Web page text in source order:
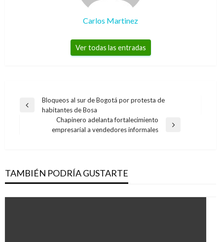
Carlos Martinez
Ver todas las entradas
Navegación
entradas
Entrada
Bloqueos al sur de Bogotá por protesta de
habitantes de Bosa
Chapinero adelanta fortalecimiento
empresarial a vendedores informales
TAMBIÉN PODRÍA GUSTARTE